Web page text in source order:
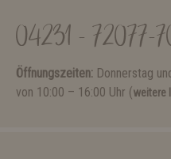
04231 - 72077-
Öffnungszeiten: Donnerstag
von 10:00 – 16:00 Uhr (weitere